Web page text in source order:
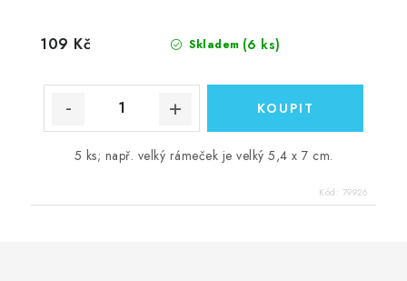
Skladem (6 ks)
109 Kč
5 ks; např. velký rámeček je velký 5,4 x 7 cm.
Kód: 79926